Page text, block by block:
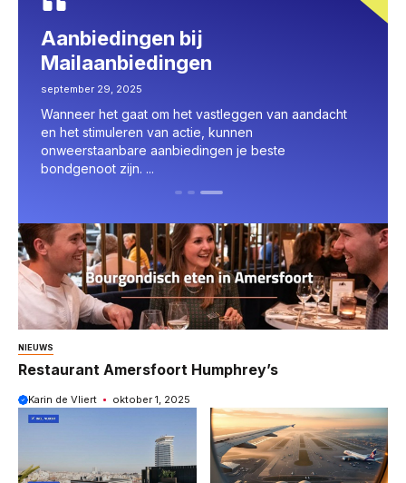
Genieten Aan De Gracht: Bistro
Aan De Werf in Utrecht
december 16, 2025
Heb je ooit gedroomd van een perfecte avond uit,
omringd door goed gezelschap en uitmuntend eten
aan het water? Wat ...
NIEUWS
Restaurant Amersfoort Humphrey’s
Karin de Vliert oktober 1, 2025